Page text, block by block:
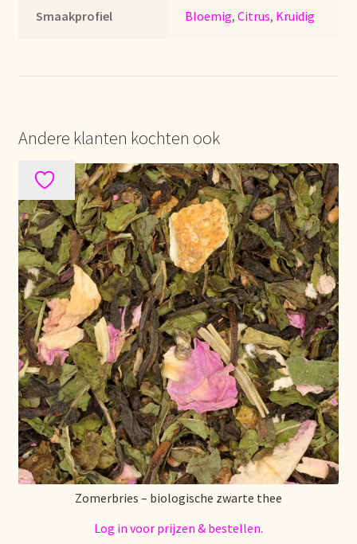
Lista de precios actualizada.
Meertaligheid
Mehrsprachigkeit
Mentions légales
Mijn account
Mijn Favorieten
Multilingualism
Multilinguisme
Multilingüismo.
Newsletter
Smaakprofiel Bloemig,Citrus, Kruidig
Andere klanten kochten ook
Zomerbries – biologische zwarte thee
Log in voor prijzen & bestellen.